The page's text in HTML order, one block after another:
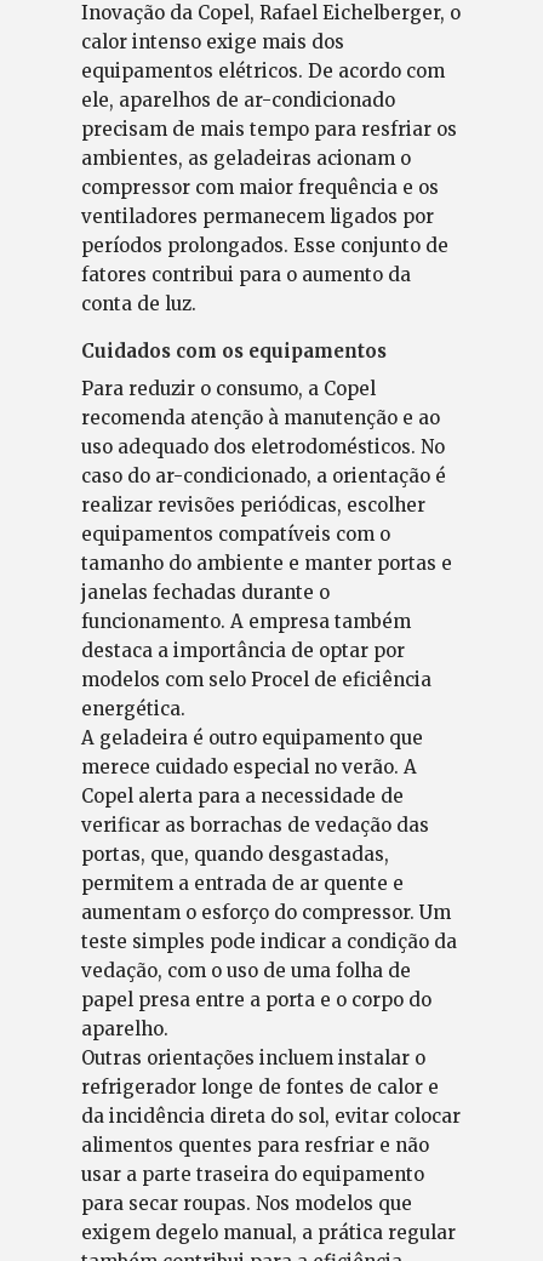
Inovação da Copel, Rafael Eichelberger, o
calor intenso exige mais dos
equipamentos elétricos. De acordo com
ele, aparelhos de ar-condicionado
precisam de mais tempo para resfriar os
ambientes, as geladeiras acionam o
compressor com maior frequência e os
ventiladores permanecem ligados por
períodos prolongados. Esse conjunto de
fatores contribui para o aumento da
conta de luz.
Cuidados com os equipamentos
Para reduzir o consumo, a Copel
recomenda atenção à manutenção e ao
uso adequado dos eletrodomésticos. No
caso do ar-condicionado, a orientação é
realizar revisões periódicas, escolher
equipamentos compatíveis com o
tamanho do ambiente e manter portas e
janelas fechadas durante o
funcionamento. A empresa também
destaca a importância de optar por
modelos com selo Procel de eficiência
energética.
A geladeira é outro equipamento que
merece cuidado especial no verão. A
Copel alerta para a necessidade de
verificar as borrachas de vedação das
portas, que, quando desgastadas,
permitem a entrada de ar quente e
aumentam o esforço do compressor. Um
teste simples pode indicar a condição da
vedação, com o uso de uma folha de
papel presa entre a porta e o corpo do
aparelho.
Outras orientações incluem instalar o
refrigerador longe de fontes de calor e
da incidência direta do sol, evitar colocar
alimentos quentes para resfriar e não
usar a parte traseira do equipamento
para secar roupas. Nos modelos que
exigem degelo manual, a prática regular